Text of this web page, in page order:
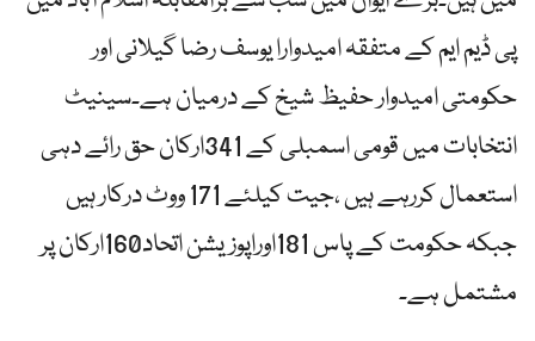
پی ڈیم ایم کے متفقہ امیدوارا یوسف رضا گیلانی اور
حکومتی امیدوار حفیظ شیخ کے درمیان ہے۔سینیٹ
انتخابات میں قومی اسمبلی کے 341ارکان حق رائے دہی
استعمال کررہے ہیں ،جیت کیلئے 171 ووٹ درکار ہیں
جبکہ حکومت کے پاس 181اوراپوزیشن اتحاد160ارکان پر
مشتمل ہے۔